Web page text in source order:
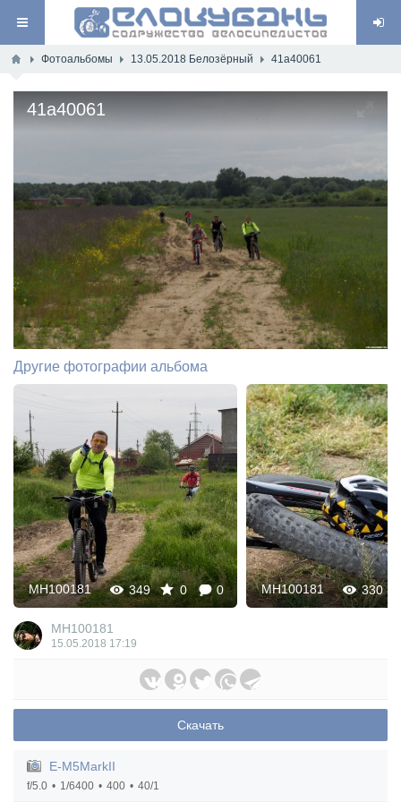
Фотоальбомы 13.05.2018 Белозёрный 41a40061
41a40061
Другие фотографии альбома
349 0 0
MH100181 330
MH100181
MH100181
15.05.2018 17:19
Скачать
E-M5MarkII
f/5.0 1/6400 400 40/1